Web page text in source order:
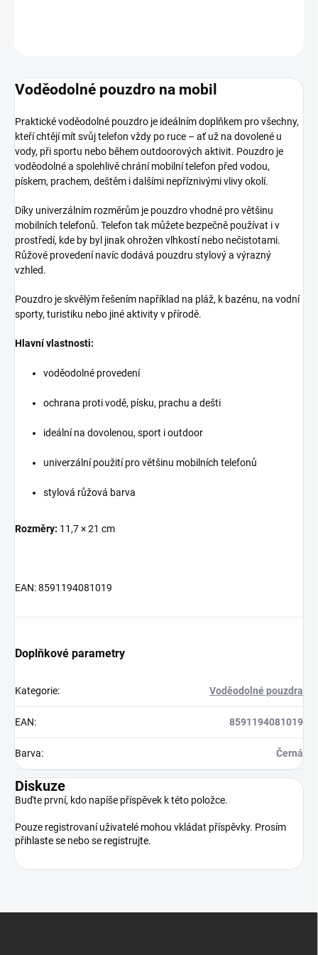
Voděodolné pouzdro na mobil
Praktické voděodolné pouzdro je ideálním doplňkem pro všechny,
kteří chtějí mít svůj telefon vždy po ruce – ať už na dovolené u
vody, při sportu nebo během outdoorových aktivit. Pouzdro je
voděodolné a spolehlivě chrání mobilní telefon před vodou,
pískem, prachem, deštěm i dalšími nepříznivými vlivy okolí.
Díky univerzálním rozměrům je pouzdro vhodné pro většinu
mobilních telefonů. Telefon tak můžete bezpečně používat i v
prostředí, kde by byl jinak ohrožen vlhkostí nebo nečistotami.
Růžové provedení navíc dodává pouzdru stylový a výrazný
vzhled.
Pouzdro je skvělým řešením například na pláž, k bazénu, na vodní
sporty, turistiku nebo jiné aktivity v přírodě.
Hlavní vlastnosti:
voděodolné provedení
ochrana proti vodě, písku, prachu a dešti
ideální na dovolenou, sport i outdoor
univerzální použití pro většinu mobilních telefonů
stylová růžová barva
Rozměry: 11,7 × 21 cm
EAN: 8591194081019
Doplňkové parametry
Kategorie: Voděodolné pouzdra
EAN: 8591194081019
Barva: Černá
Diskuze
Buďte první, kdo napíše příspěvek k této položce.
Pouze registrovaní uživatelé mohou vkládat příspěvky. Prosím
přihlaste se nebo se registrujte.